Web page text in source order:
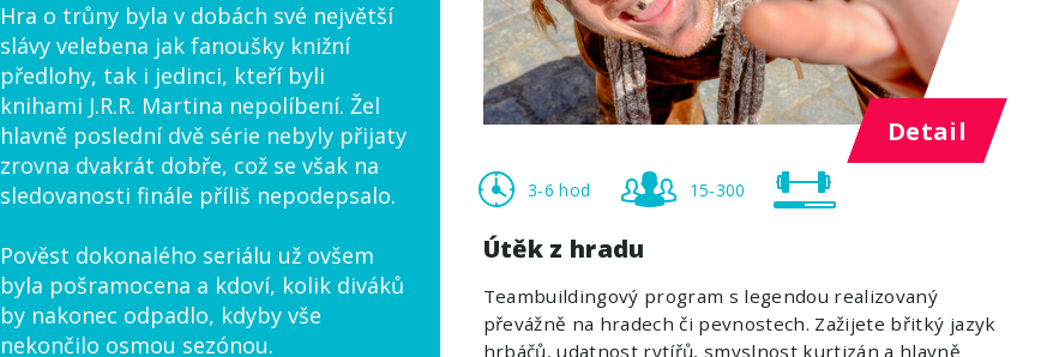
Hra o trůny byla v dobách své největší
slávy velebena jak fanoušky knižní
předlohy, tak i jedinci, kteří byli
knihami J.R.R. Martina nepolíbení. Žel
hlavně poslední dvě série nebyly přijaty
zrovna dvakrát dobře, což se však na
sledovanosti finále příliš nepodepsalo.
Pověst dokonalého seriálu už ovšem
byla pošramocena a kdoví, kolik diváků
by nakonec odpadlo, kdyby vše
nekončilo osmou sezónou.
Detail
3-6 hod 15-300
Útěk z hradu
Teambuildingový program s legendou realizovaný
převážně na hradech či pevnostech. Zažijete břitký jazyk
hrbáčů, udatnost rytířů, smyslnost kurtizán a hlavně